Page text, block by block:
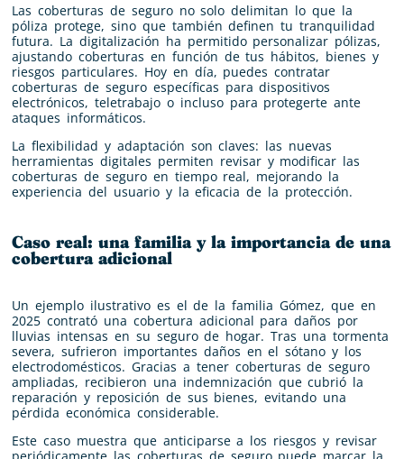
Las coberturas de seguro no solo delimitan lo que la
póliza protege, sino que también definen tu tranquilidad
futura. La digitalización ha permitido personalizar pólizas,
ajustando coberturas en función de tus hábitos, bienes y
riesgos particulares. Hoy en día, puedes contratar
coberturas de seguro específicas para dispositivos
electrónicos, teletrabajo o incluso para protegerte ante
ataques informáticos.
La flexibilidad y adaptación son claves: las nuevas
herramientas digitales permiten revisar y modificar las
coberturas de seguro en tiempo real, mejorando la
experiencia del usuario y la eficacia de la protección.
Caso real: una familia y la importancia de una
cobertura adicional
Un ejemplo ilustrativo es el de la familia Gómez, que en
2025 contrató una cobertura adicional para daños por
lluvias intensas en su seguro de hogar. Tras una tormenta
severa, sufrieron importantes daños en el sótano y los
electrodomésticos. Gracias a tener coberturas de seguro
ampliadas, recibieron una indemnización que cubrió la
reparación y reposición de sus bienes, evitando una
pérdida económica considerable.
Este caso muestra que anticiparse a los riesgos y revisar